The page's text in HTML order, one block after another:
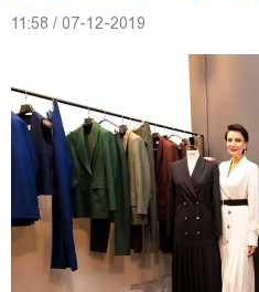
"გავიგე, "ნიაკოს"
იმნაძე-
მანიპულატორები..
მკვლელია" - ეკა
11:58 / 07-12-2019